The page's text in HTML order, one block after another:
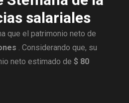
salariales
que el patrimonio neto de
. Considerando que, su
neto estimado de $ 80